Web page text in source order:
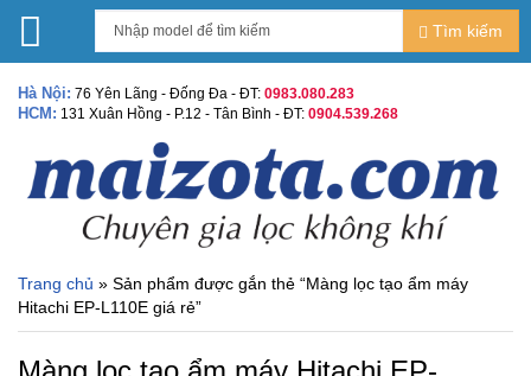
Tìm kiếm
Hà Nội: 76 Yên Lãng - Đống Đa - ĐT: 0983.080.283
HCM: 131 Xuân Hồng - P.12 - Tân Bình - ĐT: 0904.539.268
Trang chủ » Sản phẩm được gắn thẻ “Màng lọc tạo ẩm máy
Hitachi EP-L110E giá rẻ”